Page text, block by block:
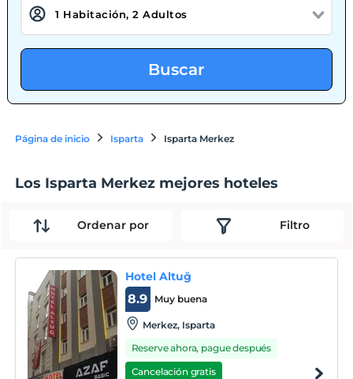
Buscar
Página de inicio Isparta Isparta Merkez
Los Isparta Merkez mejores hoteles
Ordenar por Filtro
Hotel Altuğ
Muy buena
8.9
Merkez, Isparta
Reserve ahora, pague después
Cancelación gratis